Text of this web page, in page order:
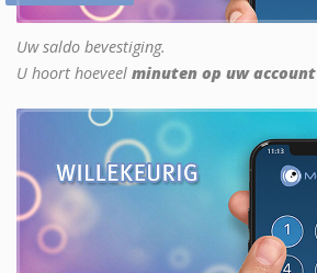
Uw saldo bevestiging.
U hoort hoeveel minuten op uw account